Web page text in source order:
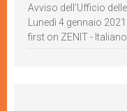
Avviso dell’Ufficio
Lunedì 4 gennaio
first on ZENIT - Italiano.